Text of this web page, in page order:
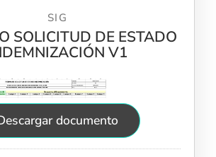
SIG
SOLICITUD DE ESTADO
V1
documento